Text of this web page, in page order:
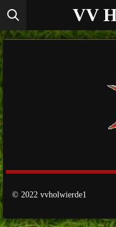
Ga
naar
VV
© 2022 vvholwierde1